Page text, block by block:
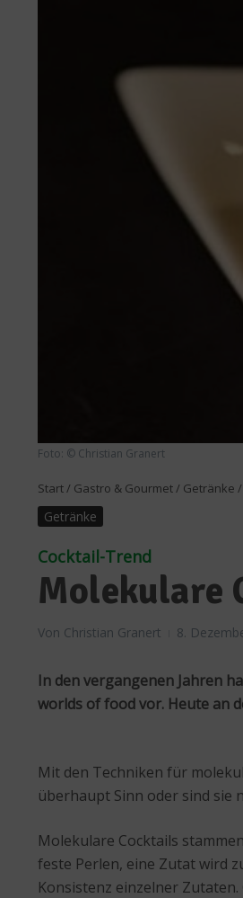
Foto: © Christian Granert
Start/ Gastro & Gourmet/ Getränke /
Getränke
Cocktail-Trend
Molekulare
Von Christian Granert 8.
In den vergangenen Jahren
worlds of food vor. Heute an
Mit den Techniken für
überhaupt Sinn oder sind sie
Molekulare Cocktails
feste Perlen, eine Zutat wird
Konsistenz einzelner